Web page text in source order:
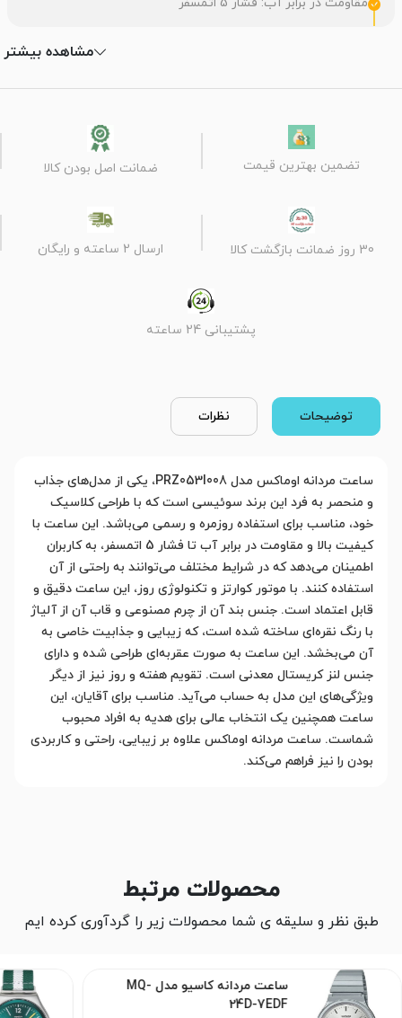
مشاهده بیشتر
تضمین بهترین قیمت ضمانت اصل بودن کالا
30 روز ضمانت بازگشت کالا ارسال 2 ساعته و رایگان
پشتیبانی 24 ساعته
توضیحات نظرات
ساعت مردانه اوماکس مدل PRZ053I008، یکی از مدل‌های جذاب
و منحصر به فرد این برند سوئیسی است که با طراحی کلاسیک
خود، مناسب برای استفاده روزمره و رسمی می‌باشد. این ساعت با
کیفیت بالا و مقاومت در برابر آب تا فشار 5 اتمسفر، به کاربران
اطمینان می‌دهد که در شرایط مختلف می‌توانند به راحتی از آن
استفاده کنند. با موتور کوارتز و تکنولوژی روز، این ساعت دقیق و
قابل اعتماد است. جنس بند آن از چرم مصنوعی و قاب آن از آلیاژ
با رنگ نقره‌ای ساخته شده است، که زیبایی و جذابیت خاصی به
آن می‌بخشد. این ساعت به صورت عقربه‌ای طراحی شده و دارای
جنس لنز کریستال معدنی است. تقویم هفته و روز نیز از دیگر
ویژگی‌های این مدل به حساب می‌آید. مناسب برای آقایان، این
ساعت همچنین یک انتخاب عالی برای هدیه به افراد محبوب
شماست. ساعت مردانه اوماکس علاوه بر زیبایی، راحتی و کاربردی
بودن را نیز فراهم می‌کند.
محصولات مرتبط
طبق نظر و سلیقه ی شما محصولات زیر را گردآوری کرده ایم
ساعت مردانه کاسیو مدل MQ-
24D-7EDF